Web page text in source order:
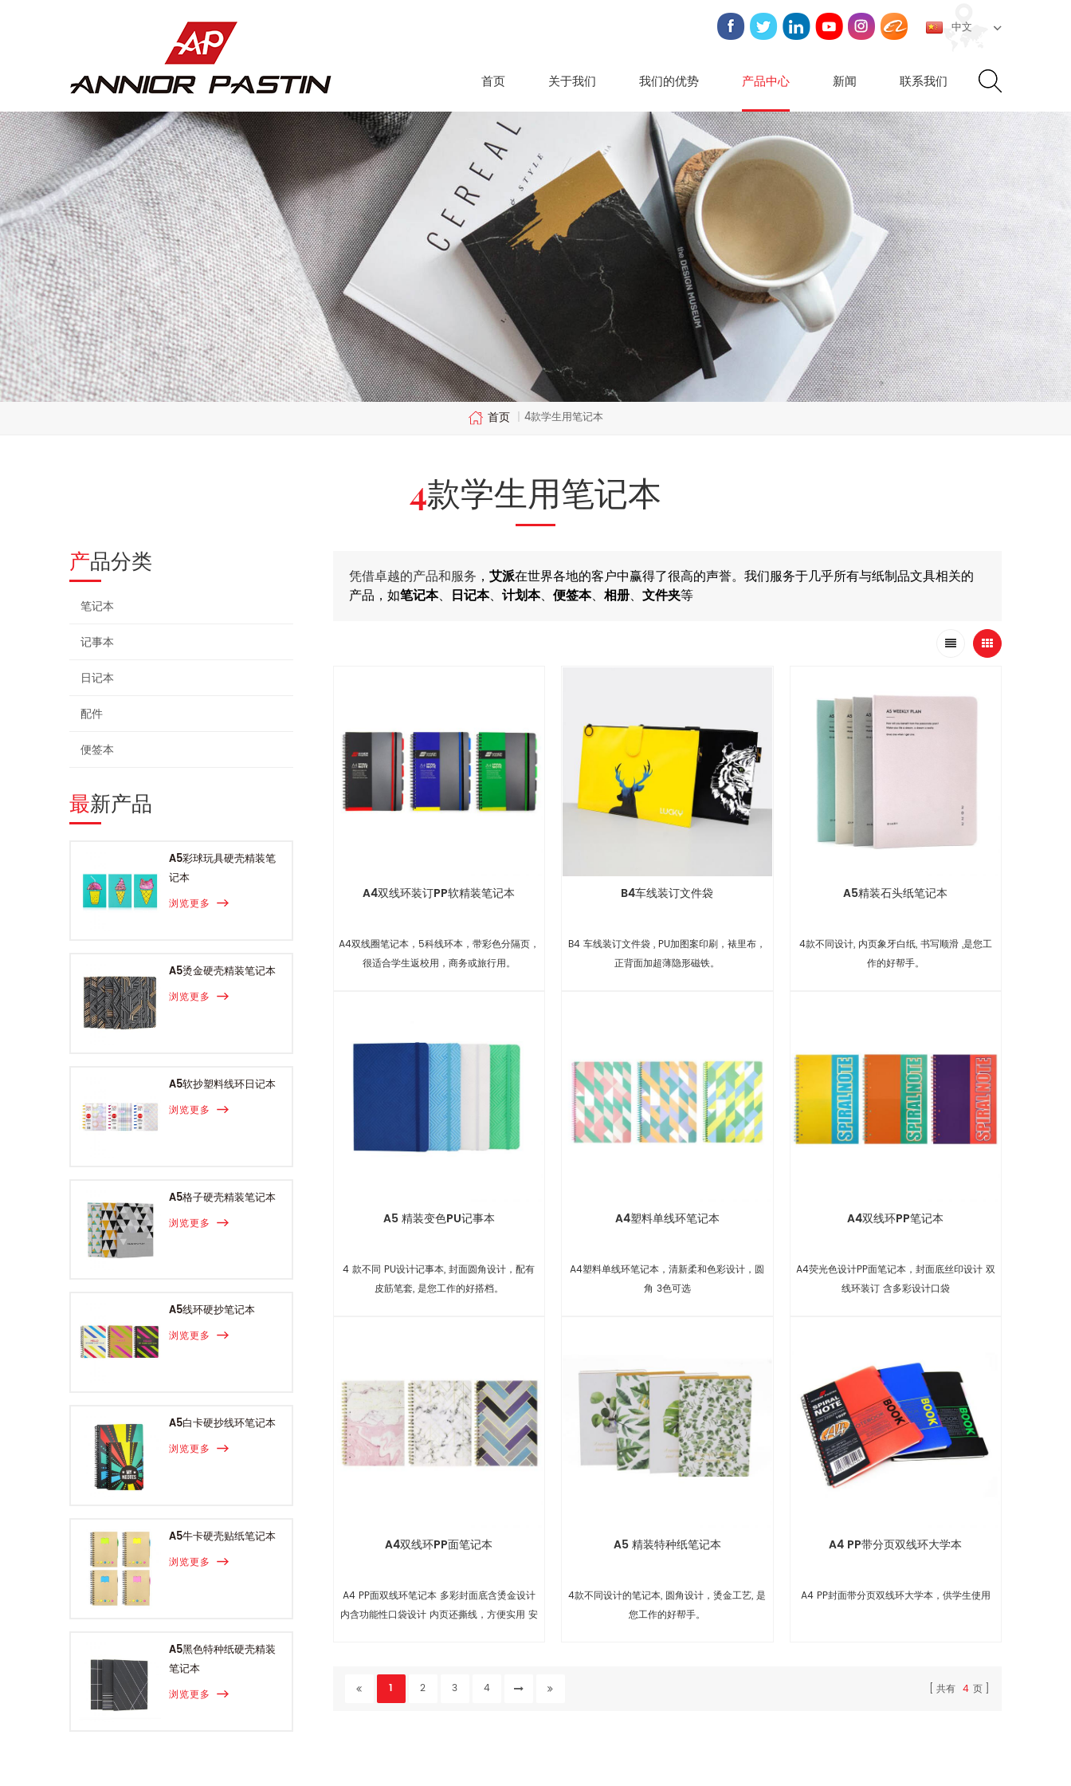
中文
首页 关于我们 我们的优势 产品中心 新闻 联系我们
首页 | 4款学生用笔记本
4款学生用笔记本
产品分类
笔记本
记事本
日记本
配件
便签本
最新产品
A5彩球玩具硬壳精装笔
记本
浏览更多
A5烫金硬壳精装笔记本
浏览更多
A5软抄塑料线环日记本
浏览更多
A5格子硬壳精装笔记本
浏览更多
A5线环硬抄笔记本
浏览更多
A5白卡硬抄线环笔记本
浏览更多
A5牛卡硬壳贴纸笔记本
浏览更多
A5黑色特种纸硬壳精装
笔记本
浏览更多
凭借卓越的产品和服务 ， 艾派在世界各地的客户中赢得了很高的声誉。我们服务于几乎所有与纸制品文具相关的
产品，如笔记本、 日记本、 计划本、 便签本、 相册、 文件夹等
A4双线环装订PP软精装笔记本
A4双线圈笔记本，5科线环本，带彩色分隔页，
很适合学生返校用，商务或旅行用。
B4车线装订文件袋
B4 车线装订文件袋 , PU加图案印刷，裱里布，
正背面加超薄隐形磁铁。
A5精装石头纸笔记本
4款不同设计, 内页象牙白纸, 书写顺滑 ,是您工
作的好帮手。
A5 精装变色PU记事本
4 款不同 PU设计记事本, 封面圆角设计，配有
皮筋笔套, 是您工作的好搭档。
A4塑料单线环笔记本
A4塑料单线环笔记本，清新柔和色彩设计，圆
角 3色可选
A4双线环PP笔记本
A4荧光色设计PP面笔记本，封面底丝印设计 双
线环装订 含多彩设计口袋
A4双线环PP面笔记本
A4 PP面双线环笔记本 多彩封面底含烫金设计
内含功能性口袋设计 内页还撕线，方便实用 安
A5 精装特种纸笔记本
4款不同设计的笔记本, 圆角设计，烫金工艺, 是
您工作的好帮手。
A4 PP带分页双线环大学本
A4 PP封面带分页双线环大学本，供学生使用
1 2 3 4 共有 4 页